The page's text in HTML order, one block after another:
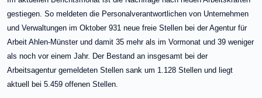
gestiegen. So meldeten die Personalverantwortlichen von Unternehmen
und Verwaltungen im Oktober 931 neue freie Stellen bei der Agentur für
Arbeit Ahlen-Münster und damit 35 mehr als im Vormonat und 39 weniger
als noch vor einem Jahr. Der Bestand an insgesamt bei der
Arbeitsagentur gemeldeten Stellen sank um 1.128 Stellen und liegt
aktuell bei 5.459 offenen Stellen.